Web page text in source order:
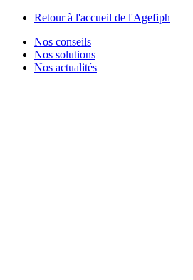
Retour à l'accueil de l'Agefiph
Nos conseils
Nos solutions
Nos actualités